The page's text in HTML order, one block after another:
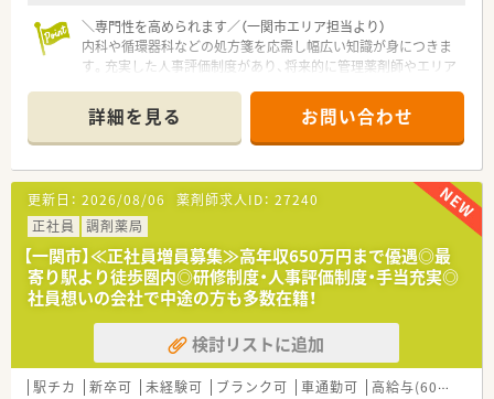
＼専門性を高められます／（一関市エリア担当より）
内科や循環器科などの処方箋を応需し幅広い知識が身につきま
す。充実した人事評価制度があり、将来的に管理薬剤師やエリア
＊------------------------------------------＊
【店舗情報と応需状況について】
■JR大船渡線の千厩駅から車で2分ほどの県道14号線沿いに位
置しておりお車での通勤が大変便利な調剤薬局です。
■近隣医療機関から内科や循環器科および小児科などの処方箋
を1日あたり30枚から50枚程度応需しております。
■現在は常勤薬剤師が2名と医療事務スタッフが2名在籍してお
り協力しながら日々の業務に取り組んでおります。
【求人情報について】
■今回は正社員としての勤務薬剤師の募集でありご経験やスキ
ルに応じて年収400万円から550万円の提示となります。
■原則として転居を伴うような全国転勤はなく住み慣れた地域
で腰を据えて長期的なキャリアを築きたい方に最適です。
詳細を見る お問い合わせ
更新日： 2026/08/06 薬剤師求人ID： 27240
正社員
調剤薬局
【一関市】≪正社員増員募集≫高年収650万円まで優遇◎最
寄り駅より徒歩圏内◎研修制度・人事評価制度・手当充実◎
社員想いの会社で中途の方も多数在籍！
検討リストに追加
駅チカ 新卒可 未経験可 ブランク可 車通勤可 高給与(600万円以上)